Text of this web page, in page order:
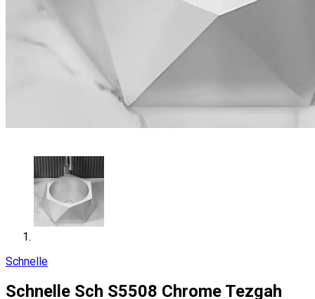
Schnelle
Schnelle Sch S5508 Chrome Tezgah